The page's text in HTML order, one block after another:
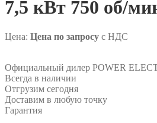
7,5 кВт 750 об/
Цена: Цена по запросу с НДС
Официальный дилер POWER
Всегда в наличии
Отгрузим сегодня
Доставим в любую точку
Гарантия